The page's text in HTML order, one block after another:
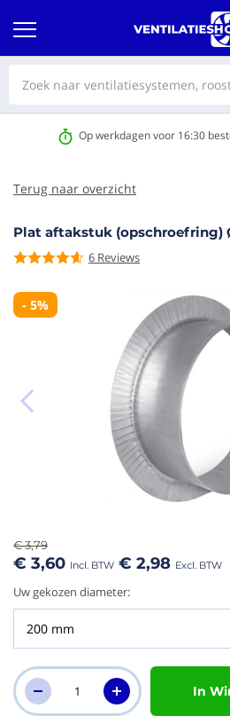
Op werkdagen voor 16:30
Terug naar overzicht
Plat aftakstuk (opschroefring)
6 Reviews
- 5%
het
€ 3,60 € 2,98
€ 3,79
Uw gekozen diameter:
In